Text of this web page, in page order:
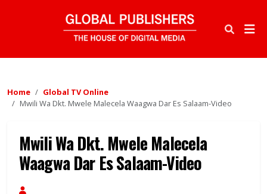
Home
Global TV Online
Mwili Wa Dkt. Mwele Malecela Waagwa Dar Es Salaam-Video
Mwili Wa Dkt. Mwele Malecela
Waagwa Dar Es Salaam-Video